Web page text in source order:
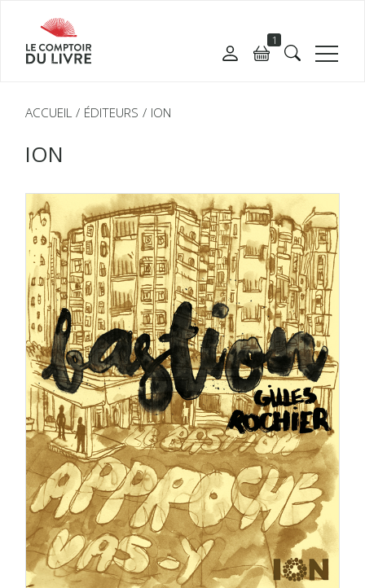
1
ACCUEIL ÉDITEURS ION
ION